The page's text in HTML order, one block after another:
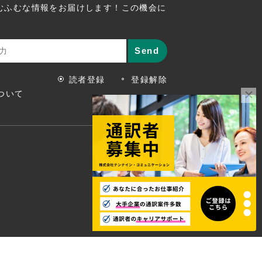
むな情報をお届けします！この機会に
読者登録
登録解除
いて